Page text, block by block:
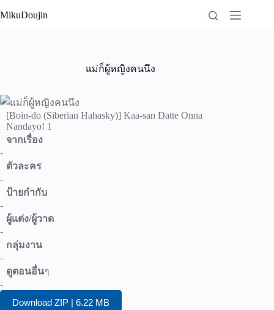
to
MikuDoujin
แม่ก็ผู้หญิงคนนึง
[Boin-do (Siberian Hahasky)] Kaa-san Datte Onna
Nandayo! 1
จากเรื่อง
-
ตัวละคร
-
ป้ายกำกับ
-
ผู้แต่ง/ผู้วาด
-
กลุ่มงาน
-
ดูตอนอื่นๆ
-
Download ZIP | 6.22 MB